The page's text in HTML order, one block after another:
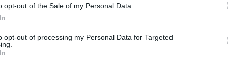
opt-out of the Sale of my Personal Data.
opt-out of processing my Personal Data for Targeted
Vilém Jurek o výzvách i
Jurek je krajinný ekolog, který
svůj profesní život ochraně